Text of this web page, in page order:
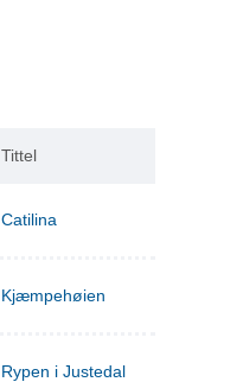
Tittel
Catilina
Kjæmpehøien
Rypen i Justedal